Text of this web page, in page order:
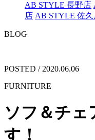
AB STYLE 長野店
店 AB STYLE 佐久
BLOG
POSTED / 2020.06.06
FURNITURE
ソフ＆チ
す！